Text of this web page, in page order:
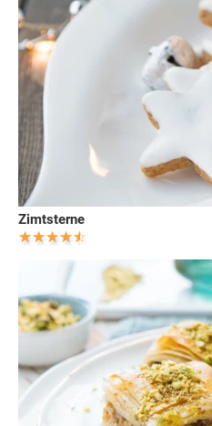
Zimtsterne